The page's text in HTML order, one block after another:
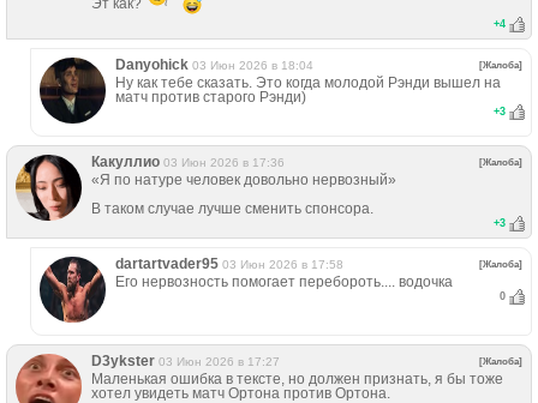
Эт как?
+4
Danyohick 03 Июн 2026 в 18:04 [Жалоба]
Ну как тебе сказать. Это когда молодой Рэнди вышел на
матч против старого Рэнди)
+3
Какуллио 03 Июн 2026 в 17:36 [Жалоба]
«Я по натуре человек довольно нервозный»
В таком случае лучше сменить спонсора.
+3
dartartvader95 03 Июн 2026 в 17:58 [Жалоба]
Его нервозность помогает перебороть.... водочка
0
D3ykster 03 Июн 2026 в 17:27 [Жалоба]
Маленькая ошибка в тексте, но должен признать, я бы тоже
хотел увидеть матч Ортона против Ортона.